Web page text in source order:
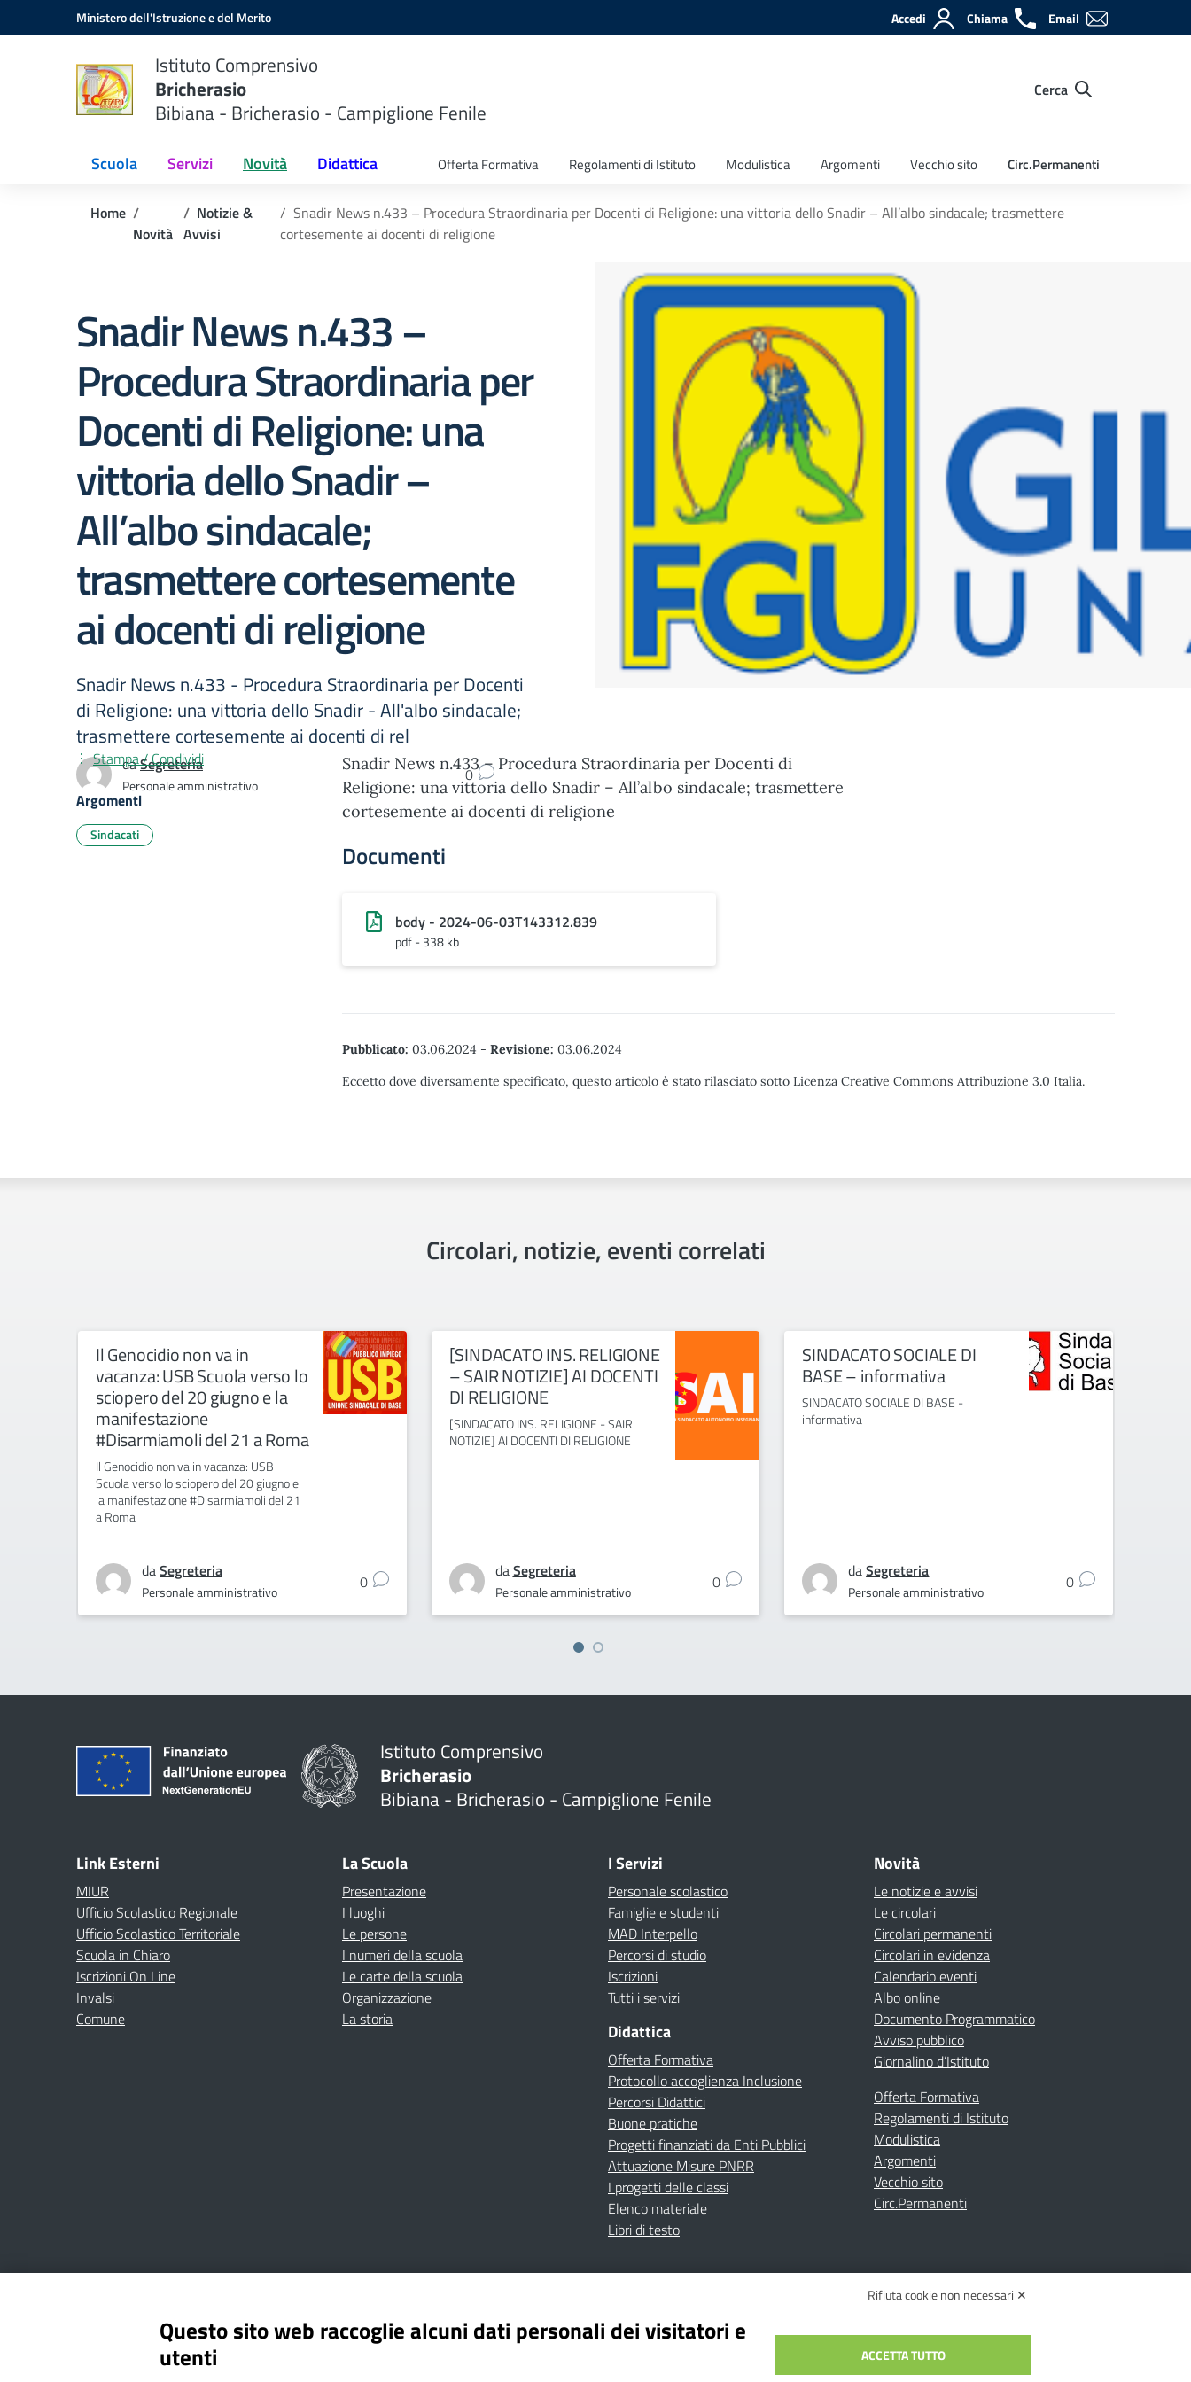
Vai ai contenuti
Vai al menu di navigazioneMinistero dell'Istruzione e del Merito Accedi Chiama Email
Istituto Comprensivo
Bricherasio
Bibiana - Bricherasio - Campiglione Fenile
Cerca
Scuola Servizi Novità Didattica Offerta Formativa Regolamenti di Istituto Modulistica Argomenti Vecchio sito Circ.Permanenti
Home
Novità
Notizie &
Avvisi
Snadir News n.433 – Procedura Straordinaria per Docenti di Religione: una vittoria dello Snadir – All’albo sindacale; trasmettere
cortesemente ai docenti di religione
Snadir News n.433 –
Procedura Straordinaria per
Docenti di Religione: una
vittoria dello Snadir –
All’albo sindacale;
trasmettere cortesemente
ai docenti di religione
Snadir News n.433 - Procedura Straordinaria per Docenti
di Religione: una vittoria dello Snadir - All'albo sindacale;
trasmettere cortesemente ai docenti di rel
daSegreteria
Personale amministrativo 0
Snadir News n.433 – Procedura Straordinaria per Docenti di
Religione: una vittoria dello Snadir – All’albo sindacale; trasmettere
cortesemente ai docenti di religione
Documenti
body - 2024-06-03T143312.839
pdf - 338 kb
Pubblicato: 03.06.2024 - Revisione: 03.06.2024
Eccetto dove diversamente specificato, questo articolo è stato rilasciato sotto Licenza Creative Commons Attribuzione 3.0 Italia.
Stampa / Condividi
Argomenti
Sindacati
Circolari, notizie, eventi correlati
Il Genocidio non va in
vacanza: USB Scuola verso lo
sciopero del 20 giugno e la
manifestazione
#Disarmiamoli del 21 a Roma
Il Genocidio non va in vacanza: USB
Scuola verso lo sciopero del 20 giugno e
la manifestazione #Disarmiamoli del 21
a Roma
daSegreteria
Personale amministrativo 0
[SINDACATO INS. RELIGIONE
– SAIR NOTIZIE] AI DOCENTI
DI RELIGIONE
[SINDACATO INS. RELIGIONE - SAIR
NOTIZIE] AI DOCENTI DI RELIGIONE
daSegreteria
Personale amministrativo 0
SINDACATO SOCIALE DI
BASE – informativa
SINDACATO SOCIALE DI BASE -
informativa
daSegreteria
Personale amministrativo 0
Istituto Comprensivo
Bricherasio
Bibiana - Bricherasio - Campiglione Fenile
Link Esterni
MIUR
Ufficio Scolastico Regionale
Ufficio Scolastico Territoriale
Scuola in Chiaro
Iscrizioni On Line
Invalsi
Comune
La Scuola
Presentazione
I luoghi
Le persone
I numeri della scuola
Le carte della scuola
Organizzazione
La storia
I Servizi
Personale scolastico
Famiglie e studenti
MAD Interpello
Percorsi di studio
Iscrizioni
Tutti i servizi
Didattica
Offerta Formativa
Protocollo accoglienza Inclusione
Percorsi Didattici
Buone pratiche
Progetti finanziati da Enti Pubblici
Attuazione Misure PNRR
I progetti delle classi
Elenco materiale
Libri di testo
Novità
Le notizie e avvisi
Le circolari
Circolari permanenti
Circolari in evidenza
Calendario eventi
Albo online
Documento Programmatico
Avviso pubblico
Giornalino d’Istituto
Offerta Formativa
Regolamenti di Istituto
Modulistica
Argomenti
Vecchio sito
Circ.Permanenti
Amministrazione TrasparenteAlbo onlinePrivacy PolicyDichiarazione di accessibilitàContattiNote Legali
Via Cesare Bollea n. 3 - 10064 Bricherasio (TO) | P.E.O.: toic84200d@istruzione.it | P.E.C.: toic84200d@pec.istruzione.it
Rifiuta cookie non necessari ✕
Questo sito web raccoglie alcuni dati personali dei visitatori e
utenti ACCETTA TUTTO